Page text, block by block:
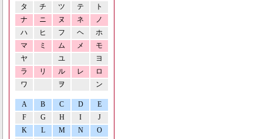
タ
チ ツ テ
ト
ナ
ニ ヌ ネ
ノ
ハ
ヒ フ ヘ
ホ
マ
ミ ム メ
モ
ヤ
ユ
ヨ
ラ
リ ル レ
ロ
ワ
ヲ ン
A B C D
E
F
G H I
J
K
L M N O